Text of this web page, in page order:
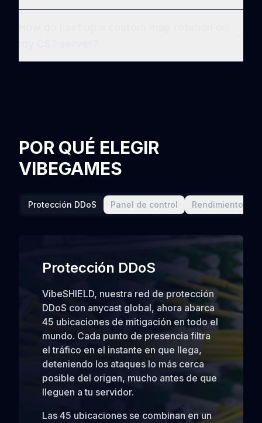
POR QUÉ ELEGIR
VIBEGAMES
Protección DDoS Panel de control Rendimiento
Protección DDoS
VibeSHIELD, nuestra red de protección
DDoS con anycast global, ahora abarca
45 ubicaciones de mitigación en todo el
mundo. Cada punto de presencia filtra
el tráfico en el instante en que llega,
deteniendo los ataques lo más cerca
posible del origen, mucho antes de que
lleguen a tu servidor.
Las 45 ubicaciones se combinan en un